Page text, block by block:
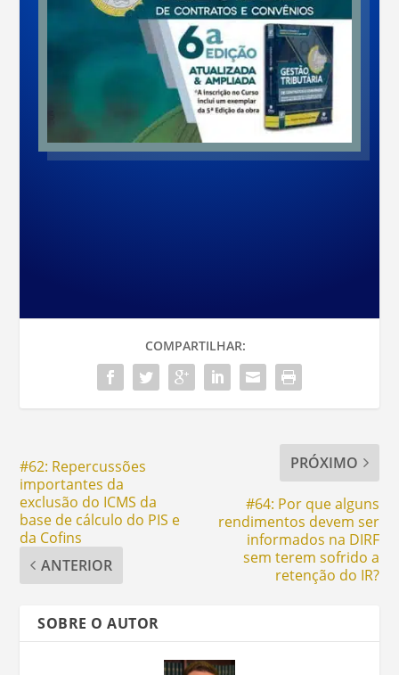
COMPARTILHAR:
#62: Repercussões
importantes da
exclusão do ICMS da
base de cálculo do PIS e
da Cofins
ANTERIOR
PRÓXIMO
#64: Por que alguns
rendimentos devem ser
informados na DIRF
sem terem sofrido a
retenção do IR?
SOBRE O AUTOR